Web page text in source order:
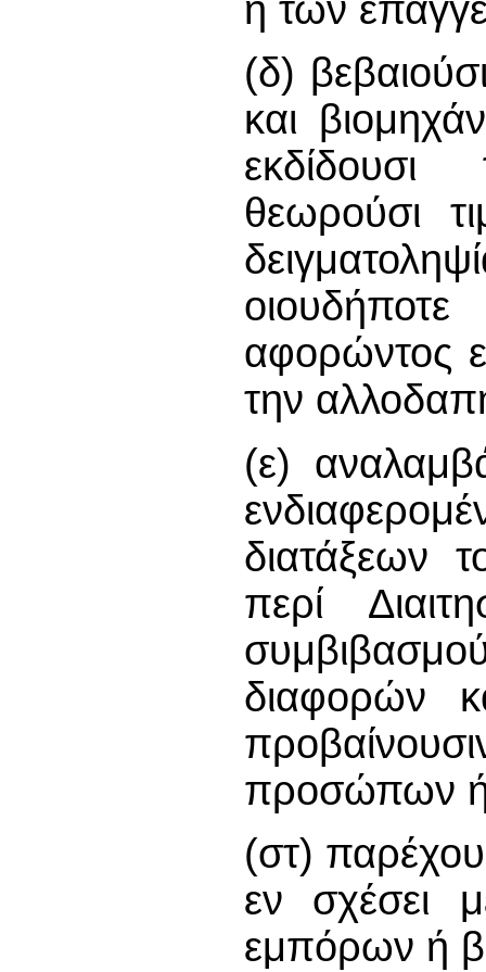
ή των
(δ)
και
εκδίδουσι
θεωρούσι
αφορώντος
την
(ε)
διατάξεων
περί
διαφορών
προσώπων ή
(στ)
εν σχέσει
εμπόρων ή